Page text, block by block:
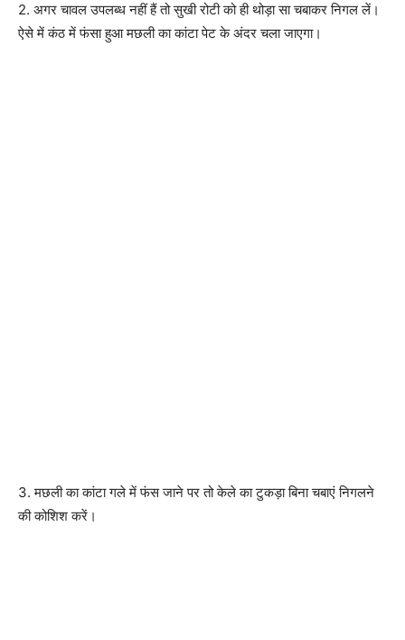
2. अगर चावल उपलब्ध नहीं हैं तो सुखी रोटी को ही थोड़ा सा चबाकर निगल लें।
ऐसे में कंठ में फंसा हुआ मछली का कांटा पेट के अंदर चला जाएगा।
3. मछली का कांटा गले में फंस जाने पर तो केले का टुकड़ा बिना चबाएं निगलने
की कोशिश करें।